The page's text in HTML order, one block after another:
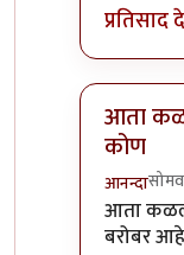
प्रतिसाद
आता
कोण
आनन्दा
In reply
आता
बरोबर